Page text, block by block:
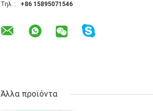
Τηλ.::
+86 15895071546
Άλλα προϊόντα